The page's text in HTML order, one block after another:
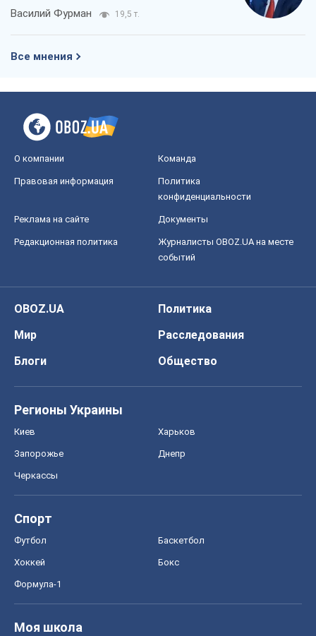
Василий Фурман 19,5 т.
Все мнения
О компании Команда
Правовая информация
Политика
конфиденциальности
Реклама на сайте Документы
Редакционная политика
Журналисты OBOZ.UA на месте
событий
OBOZ.UA
Политика
Мир
Расследования
Блоги
Общество
Регионы Украины
Киев Харьков
Запорожье Днепр
Черкассы
Спорт
Футбол Баскетбол
Хоккей Бокс
Формула-1
Моя школа